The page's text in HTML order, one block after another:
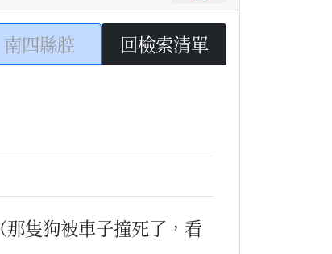
南四縣腔 回檢索清單
（那隻狗被車子撞死了，看